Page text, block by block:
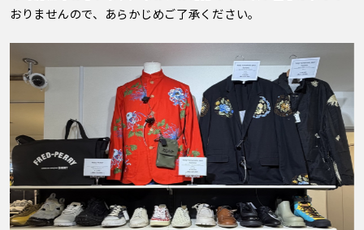
おりませんので、あらかじめご了承ください。